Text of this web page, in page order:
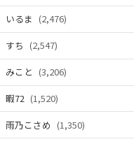
いるま (2,476)
すち (2,547)
みこと (3,206)
暇72 (1,520)
雨乃こさめ (1,350)